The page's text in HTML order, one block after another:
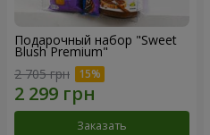
Подарочный набор "Sweet
Blush Premium"
2 705 грн
Заказать